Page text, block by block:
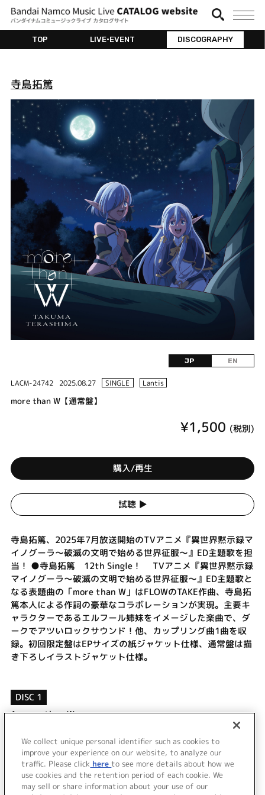
TOP LIVE•EVENT DISCOGRAPHY
寺島拓篤
JP EN
LACM-24742 2025.08.27 SINGLE Lantis
more than W【通常盤】
¥1,500 (税別)
購入/再生
試聴 ▶︎
寺島拓篤、2025年7月放送開始のTVアニメ『異世界黙示録マ
イノグーラ～破滅の文明で始める世界征服～』ED主題歌を担
当！ ●寺島拓篤 12th Single！ TVアニメ『異世界黙示録
マイノグーラ～破滅の文明で始める世界征服～』ED主題歌と
なる表題曲の「more than W」はFLOWのTAKE作曲、寺島拓
篤本人による作詞の豪華なコラボレーションが実現。主要キ
ャラクターであるエルフール姉妹をイメージした楽曲で、ダ
ークでアツいロックサウンド！他、カップリング曲1曲を収
録。初回限定盤はEPサイズの紙ジャケット仕様、通常盤は描
き下ろしイラストジャケット仕様。
DISC 1
1.more than W
more than W (Instrumental)
夏の夜の夢 (Instrumental)
＜ BACK
We collect unique personal identifier such as cookies to
improve your experience on our website, to analyze our
traffic. Please click here to see more details about how we
use cookies and the retention period of each cookie. We
may sell or share information about your use of our